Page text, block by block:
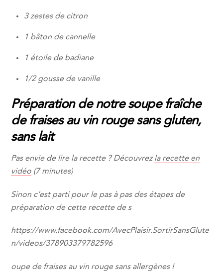
3 zestes de citron
1 bâton de cannelle
1 étoile de badiane
1/2 gousse de vanille
Préparation de notre soupe fraîche
de fraises au vin rouge sans gluten,
sans lait
Pas envie de lire la recette ? Découvrezla recette en
vidéo (7 minutes)
Sinon c’est parti pour le pas à pas des étapes de
préparation de cette recette de s
https://www.facebook.com/AvecPlaisir.SortirSansGlute
n/videos/378903379782596
oupe de fraises au vin rouge sans allergènes !